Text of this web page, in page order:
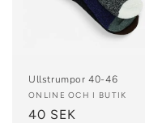
Ullstrumpor 40-46
Säljare:
ONLINE OCH I BUTIK
Ordinarie
40 SEK